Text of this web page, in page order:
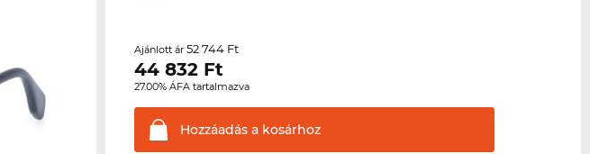
Ajánlott ár52 744 Ft
44 832 Ft
27.00% ÁFA tartalmazva
Hozzáadás a kosárhoz